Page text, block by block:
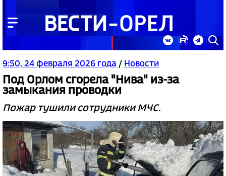
9:50, 24 февраля 2026 года / Новости
Под Орлом сгорела "Нива" из-за
замыкания проводки
Пожар тушили сотрудники МЧС.